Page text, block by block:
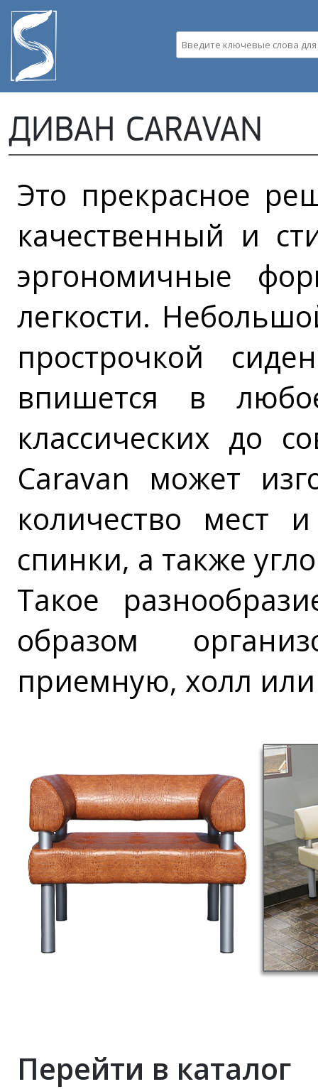
ДИВАН CARAVAN
Это прекрасное
качественный и
эргономичные
легкости.
прострочкой
впишется в
классических до
Caravan может
количество мест
спинки, а также
Такое
образом
приемную, холл
Перейти в каталог